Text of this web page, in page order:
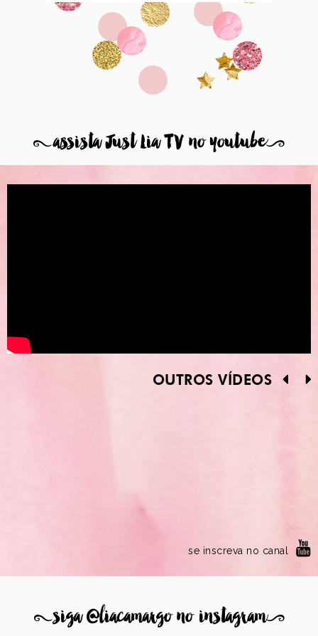
8assista Just Lia TV no youtube9
OUTROS VÍDEOS
se inscreva no canal
8siga @liacamargo no instagram9